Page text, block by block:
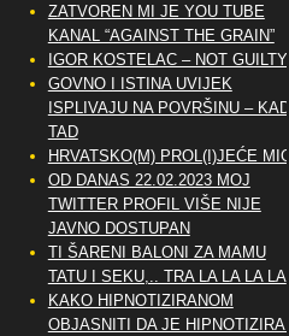
ZATVOREN MI JE YOU TUBE
KANAL “AGAINST THE GRAIN”
IGOR KOSTELAC – NOT GUILTY
GOVNO I ISTINA UVIJEK
ISPLIVAJU NA POVRŠINU – KAD
TAD
HRVATSKO(M) PROL(I)JEĆE MIG
OD DANAS 22.02.2023 MOJ
TWITTER PROFIL VIŠE NIJE
JAVNO DOSTUPAN
TI ŠARENI BALONI ZA MAMU
TATU I SEKU,.. TRA LA LA LA LA
KAKO HIPNOTIZIRANOM
OBJASNITI DA JE HIPNOTIZIRAN